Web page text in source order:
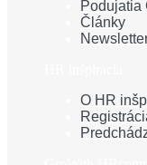
Podujatia
Články
O HR